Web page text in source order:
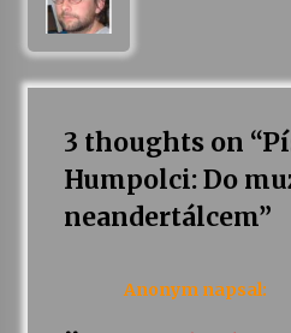
3 thoughts on “
Humpolci: Do
neandertálcem”
Anonym napsal: